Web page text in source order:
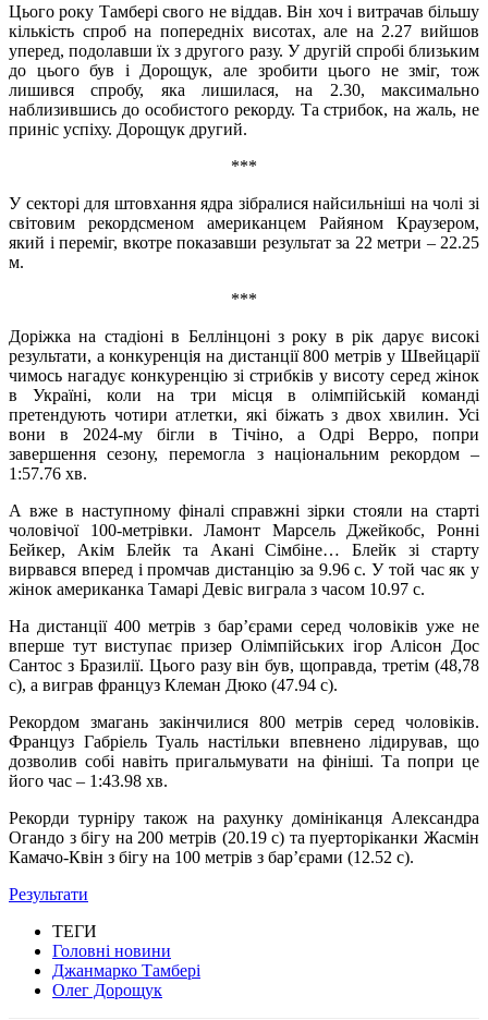
Цього року Тамбері свого не віддав. Він хоч і витрачав більшу
кількість спроб на попередніх висотах, але на 2.27 вийшов
уперед, подолавши їх з другого разу. У другій спробі близьким
до цього був і Дорощук, але зробити цього не зміг, тож
лишився спробу, яка лишилася, на 2.30, максимально
наблизившись до особистого рекорду. Та стрибок, на жаль, не
приніс успіху. Дорощук другий.
***
У секторі для штовхання ядра зібралися найсильніші на чолі зі
світовим рекордсменом американцем Райяном Краузером,
який і переміг, вкотре показавши результат за 22 метри – 22.25
м.
***
Доріжка на стадіоні в Беллінцоні з року в рік дарує високі
результати, а конкуренція на дистанції 800 метрів у Швейцарії
чимось нагадує конкуренцію зі стрибків у висоту серед жінок
в Україні, коли на три місця в олімпійській команді
претендують чотири атлетки, які біжать з двох хвилин. Усі
вони в 2024-му бігли в Тічіно, а Одрі Верро, попри
завершення сезону, перемогла з національним рекордом –
1:57.76 хв.
А вже в наступному фіналі справжні зірки стояли на старті
чоловічої 100-метрівки. Ламонт Марсель Джейкобс, Ронні
Бейкер, Акім Блейк та Акані Сімбіне… Блейк зі старту
вирвався вперед і промчав дистанцію за 9.96 с. У той час як у
жінок американка Тамарі Девіс виграла з часом 10.97 с.
На дистанції 400 метрів з бар’єрами серед чоловіків уже не
вперше тут виступає призер Олімпійських ігор Алісон Дос
Сантос з Бразилії. Цього разу він був, щоправда, третім (48,78
с), а виграв француз Клеман Дюко (47.94 с).
Рекордом змагань закінчилися 800 метрів серед чоловіків.
Француз Габріель Туаль настільки впевнено лідирував, що
дозволив собі навіть пригальмувати на фініші. Та попри це
його час – 1:43.98 хв.
Рекорди турніру також на рахунку домініканця Александра
Огандо з бігу на 200 метрів (20.19 с) та пуерторіканки Жасмін
Камачо-Квін з бігу на 100 метрів з бар’єрами (12.52 с).
Результати
ТЕГИ
Головні новини
Джанмарко Тамбері
Олег Дорощук